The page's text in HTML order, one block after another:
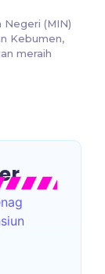
Negeri (MIN)
Kebumen,
meraih